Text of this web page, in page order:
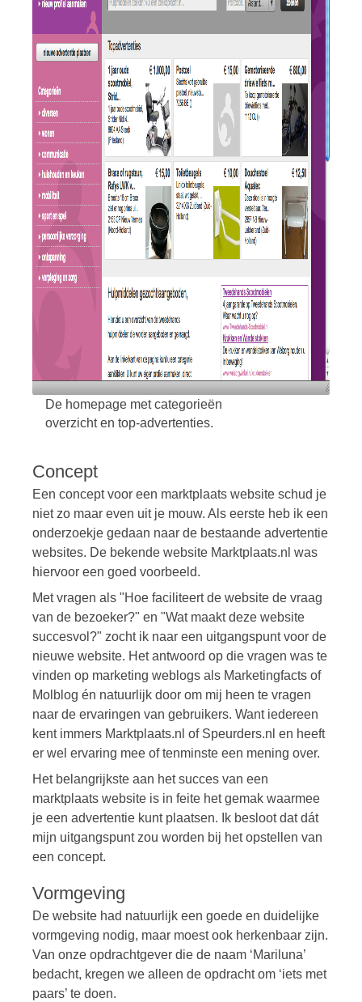
De homepage met categorieën
overzicht en top-advertenties.
Concept
Een concept voor een marktplaats website schud je
niet zo maar even uit je mouw. Als eerste heb ik een
onderzoekje gedaan naar de bestaande advertentie
websites. De bekende website Marktplaats.nl was
hiervoor een goed voorbeeld.
Met vragen als "Hoe faciliteert de website de vraag
van de bezoeker?" en "Wat maakt deze website
succesvol?" zocht ik naar een uitgangspunt voor de
nieuwe website. Het antwoord op die vragen was te
vinden op marketing weblogs als Marketingfacts of
Molblog én natuurlijk door om mij heen te vragen
naar de ervaringen van gebruikers. Want iedereen
kent immers Marktplaats.nl of Speurders.nl en heeft
er wel ervaring mee of tenminste een mening over.
Het belangrijkste aan het succes van een
marktplaats website is in feite het gemak waarmee
je een advertentie kunt plaatsen. Ik besloot dat dát
mijn uitgangspunt zou worden bij het opstellen van
een concept.
Vormgeving
De website had natuurlijk een goede en duidelijke
vormgeving nodig, maar moest ook herkenbaar zijn.
Van onze opdrachtgever die de naam ‘Mariluna’
bedacht, kregen we alleen de opdracht om ‘iets met
paars’ te doen.